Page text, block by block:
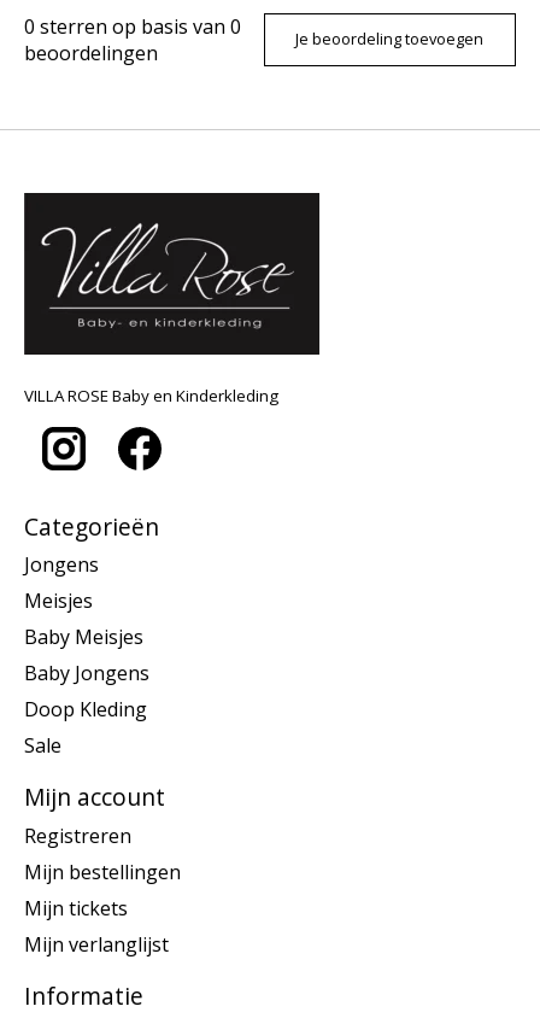
0 sterren op basis van 0
beoordelingen
Je beoordeling toevoegen
VILLA ROSE Baby en Kinderkleding
Categorieën
Jongens
Meisjes
Baby Meisjes
Baby Jongens
Doop Kleding
Sale
Mijn account
Registreren
Mijn bestellingen
Mijn tickets
Mijn verlanglijst
Informatie